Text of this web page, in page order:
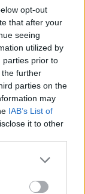
opt-out
that after your
seeing
utilized by
parties prior to
further
parties on the
may
IAB’s List of
it to other
more Google
may click to